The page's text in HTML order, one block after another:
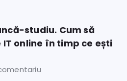
studiu. Cum să
IT online în timp ce ești